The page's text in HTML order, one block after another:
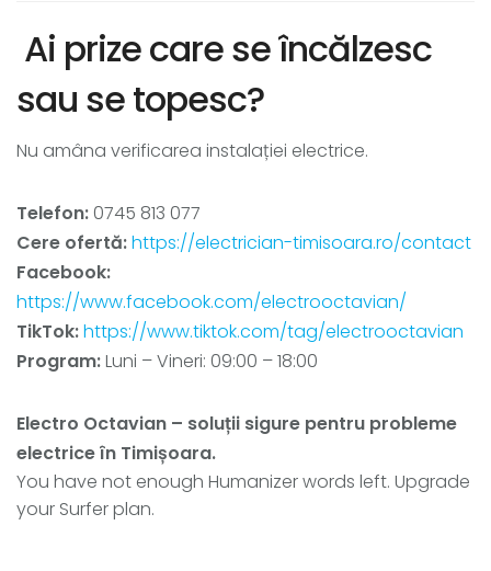
Ai prize care se încălzesc
sau se topesc?
Nu amâna verificarea instalației electrice.
Telefon: 0745 813 077
Cere ofertă:https://electrician-timisoara.ro/contact
Facebook:
https://www.facebook.com/electrooctavian/
TikTok:https://www.tiktok.com/tag/electrooctavian
Program:Luni – Vineri: 09:00 – 18:00
Electro Octavian – soluții sigure pentru probleme
electrice în Timișoara.
You have not enough Humanizer words left. Upgrade
your Surfer plan.